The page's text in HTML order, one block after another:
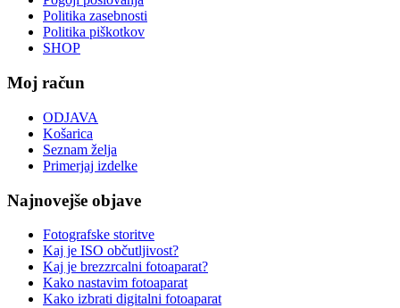
Politika zasebnosti
Politika piškotkov
SHOP
Moj račun
ODJAVA
Košarica
Seznam želja
Primerjaj izdelke
Najnovejše objave
Fotografske storitve
Kaj je ISO občutljivost?
Kaj je brezzrcalni fotoaparat?
Kako nastavim fotoaparat
Kako izbrati digitalni fotoaparat